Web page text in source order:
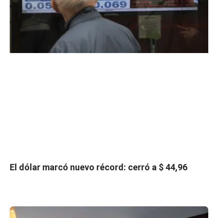
El dólar marcó nuevo récord: cerró a $ 44,96